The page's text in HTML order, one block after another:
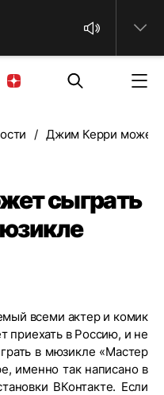
Яндекс дзен
Джим Керри может
сыграть
всеми актер и комик
приехать в Россию, и не
в мюзикле «Мастер
именно так написано в
ВКонтакте. Если